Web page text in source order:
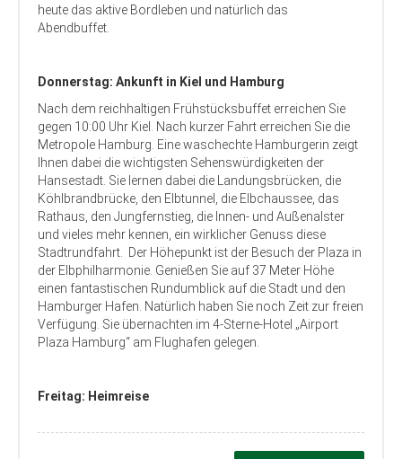
heute das aktive Bordleben und natürlich das
Abendbuffet.
Donnerstag: Ankunft in Kiel und Hamburg
Nach dem reichhaltigen Frühstücksbuffet erreichen Sie
gegen 10:00 Uhr Kiel. Nach kurzer Fahrt erreichen Sie die
Metropole Hamburg. Eine waschechte Hamburgerin zeigt
Ihnen dabei die wichtigsten Sehenswürdigkeiten der
Hansestadt. Sie lernen dabei die Landungsbrücken, die
Köhlbrandbrücke, den Elbtunnel, die Elbchaussee, das
Rathaus, den Jungfernstieg, die Innen- und Außenalster
und vieles mehr kennen, ein wirklicher Genuss diese
Stadtrundfahrt. Der Höhepunkt ist der Besuch der Plaza in
der Elbphilharmonie. Genießen Sie auf 37 Meter Höhe
einen fantastischen Rundumblick auf die Stadt und den
Hamburger Hafen. Natürlich haben Sie noch Zeit zur freien
Verfügung. Sie übernachten im 4-Sterne-Hotel „Airport
Plaza Hamburg“ am Flughafen gelegen.
Freitag: Heimreise